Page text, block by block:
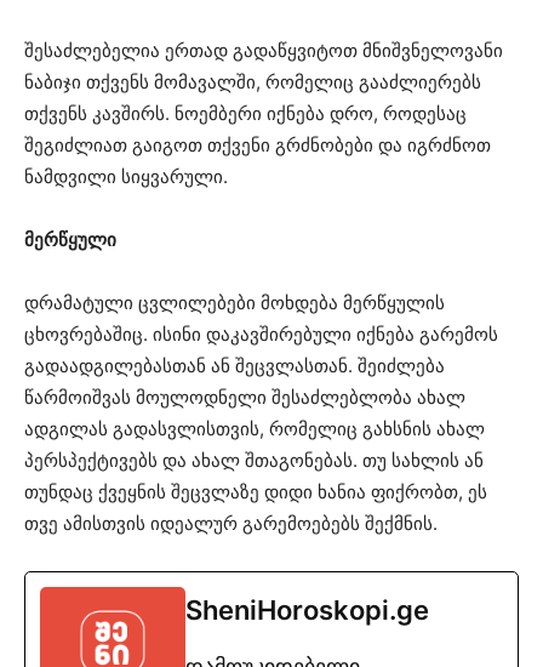
შესაძლებელია ერთად გადაწყვიტოთ მნიშვნელოვანი
ნაბიჯი თქვენს მომავალში, რომელიც გააძლიერებს
თქვენს კავშირს. ნოემბერი იქნება დრო, როდესაც
შეგიძლიათ გაიგოთ თქვენი გრძნობები და იგრძნოთ
ნამდვილი სიყვარული.
მერწყული
დრამატული ცვლილებები მოხდება მერწყულის
ცხოვრებაშიც. ისინი დაკავშირებული იქნება გარემოს
გადაადგილებასთან ან შეცვლასთან. შეიძლება
წარმოიშვას მოულოდნელი შესაძლებლობა ახალ
ადგილას გადასვლისთვის, რომელიც გახსნის ახალ
პერსპექტივებს და ახალ შთაგონებას. თუ სახლის ან
თუნდაც ქვეყნის შეცვლაზე დიდი ხანია ფიქრობთ, ეს
თვე ამისთვის იდეალურ გარემოებებს შექმნის.
SheniHoroskopi.ge